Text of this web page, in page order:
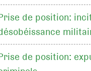
de position:
de position: